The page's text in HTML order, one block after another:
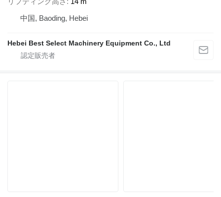
中国, Baoding, Hebei
Hebei Best Select Machinery Equipment Co., Ltd